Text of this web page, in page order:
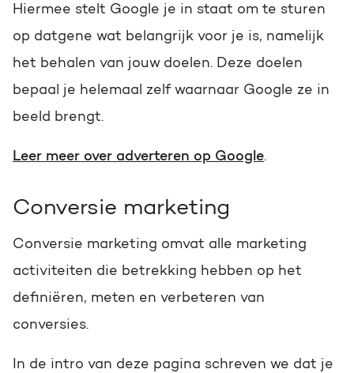
Hiermee stelt Google je in staat om te sturen
op datgene wat belangrijk voor je is, namelijk
het behalen van jouw doelen. Deze doelen
bepaal je helemaal zelf waarnaar Google ze in
beeld brengt.
Leer meer over adverteren op Google.
Conversie marketing
Conversie marketing omvat alle marketing
activiteiten die betrekking hebben op het
definiëren, meten en verbeteren van
conversies.
In de intro van deze pagina schreven we dat je